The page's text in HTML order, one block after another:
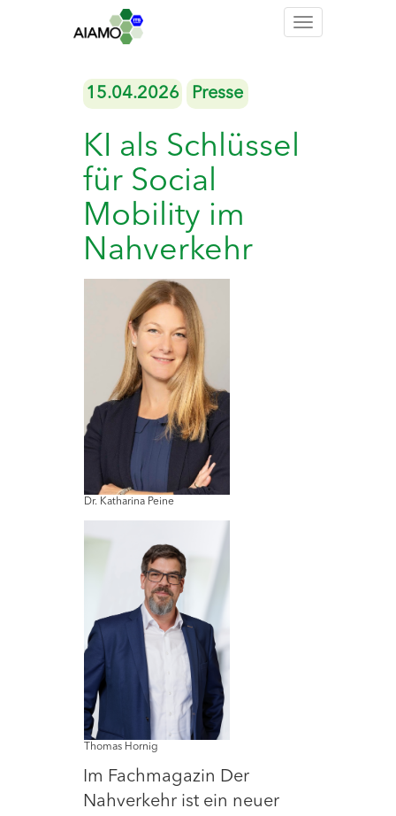
Toggle
15.04.2026 Presse
KI als Schlüssel
für Social
Mobility im
Nahverkehr
Dr. Katharina Peine
Thomas Hornig
Im Fachmagazin Der
Nahverkehr ist ein neuer